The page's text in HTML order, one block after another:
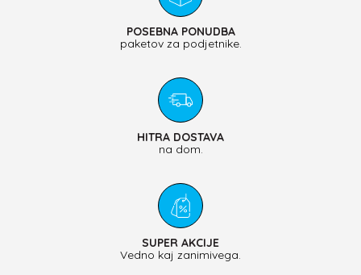
POSEBNA PONUDBA
paketov za podjetnike.
HITRA DOSTAVA
na dom.
SUPER AKCIJE
Vedno kaj zanimivega.